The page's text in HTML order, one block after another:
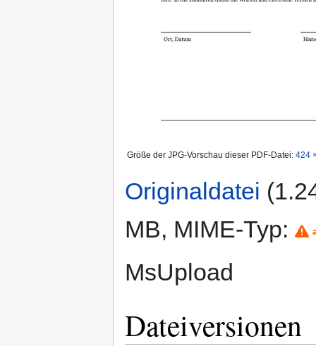
Größe der JPG-Vorschau dieser PDF-Datei: 424
Originaldatei
MB, MIME-Typ:
MsUpload
Dateiversionen